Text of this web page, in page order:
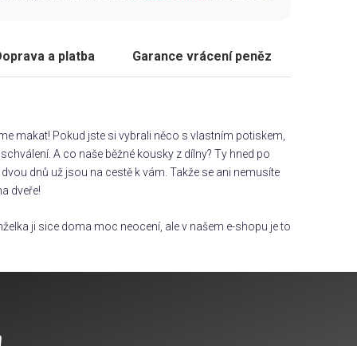
a platba Garance vrácení peněz
makat! Pokud jste si vybrali něco s vlastním potiskem,
A co naše běžné kousky z dílny? Ty hned po
dnů už jsou na cestě k vám. Takže se ani nemusíte
dveře!
ji sice doma moc neocení, ale v našem e-shopu je to